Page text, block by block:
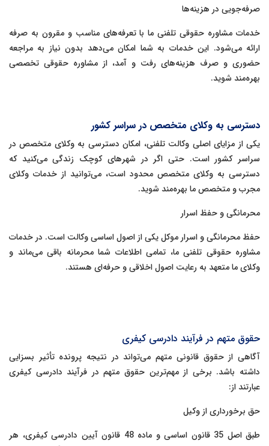
صرفه‌جویی در هزینه‌ها
خدمات مشاوره حقوقی تلفنی ما با تعرفه‌های مناسب و مقرون به صرفه
ارائه می‌شود. این خدمات به شما امکان می‌دهد بدون نیاز به مراجعه
حضوری و صرف هزینه‌های رفت و آمد، از مشاوره حقوقی تخصصی
بهره‌مند شوید.
دسترسی به وکلای متخصص در سراسر کشور
یکی از مزایای اصلی وکالت تلفنی، امکان دسترسی به وکلای متخصص در
سراسر کشور است. حتی اگر در شهرهای کوچک زندگی می‌کنید که
دسترسی به وکلای متخصص محدود است، می‌توانید از خدمات وکلای
مجرب و متخصص ما بهره‌مند شوید.
محرمانگی و حفظ اسرار
حفظ محرمانگی و اسرار موکل یکی از اصول اساسی وکالت است. در خدمات
مشاوره حقوقی تلفنی ما، تمامی اطلاعات شما محرمانه باقی می‌ماند و
وکلای ما متعهد به رعایت اصول اخلاقی و حرفه‌ای هستند.
حقوق متهم در فرآیند دادرسی کیفری
آگاهی از حقوق قانونی متهم می‌تواند در نتیجه پرونده تأثیر بسزایی
داشته باشد. برخی از مهم‌ترین حقوق متهم در فرآیند دادرسی کیفری
عبارتند از:
حق برخورداری از وکیل
طبق اصل 35 قانون اساسی و ماده 48 قانون آیین دادرسی کیفری، هر